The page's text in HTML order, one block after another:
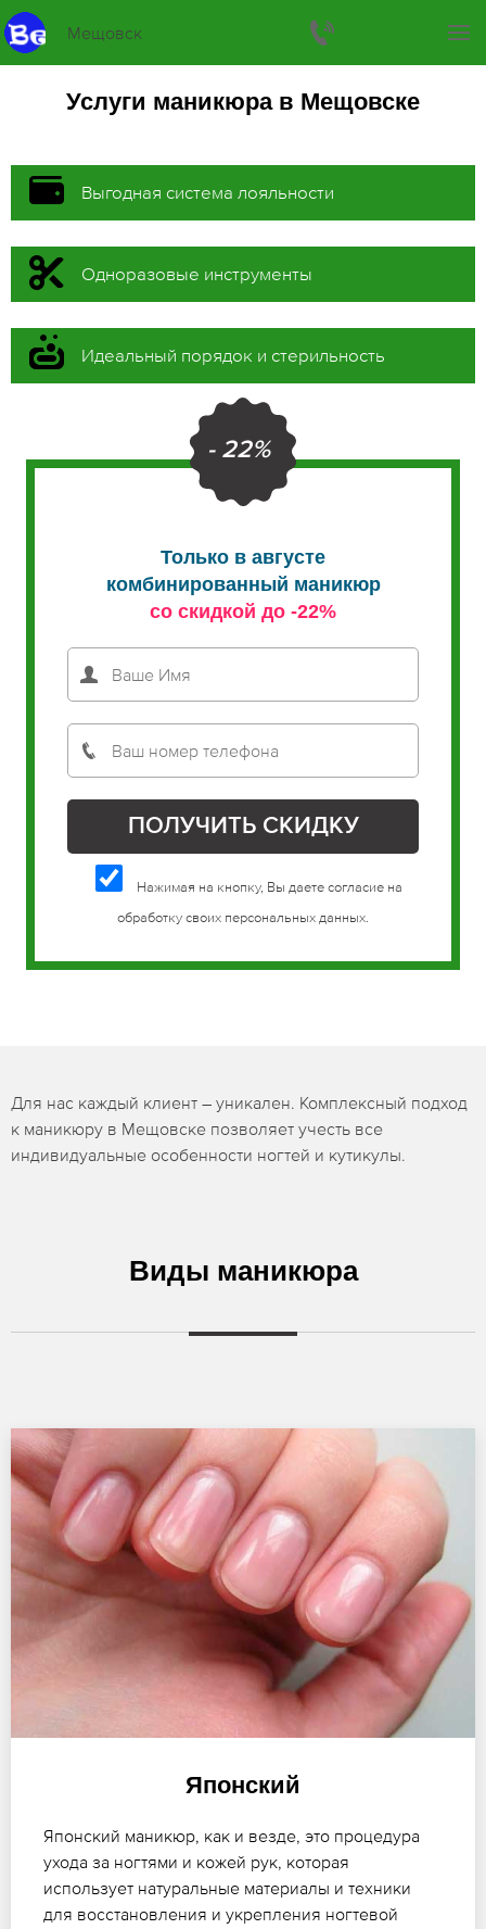
Мещовск
Услуги маникюра в Мещовске
Выгодная система лояльности
Одноразовые инструменты
Идеальный порядок и стерильность
- 22%
Только в августе
комбинированный маникюр
со скидкой до -22%
Нажимая на кнопку, Вы даете согласие на
обработку своих персональных данных.
Для нас каждый клиент – уникален. Комплексный подход
к маникюру в Мещовске позволяет учесть все
индивидуальные особенности ногтей и кутикулы.
Виды маникюра
Японский
Японский маникюр, как и везде, это процедура
ухода за ногтями и кожей рук, которая
использует натуральные материалы и техники
для восстановления и укрепления ногтевой